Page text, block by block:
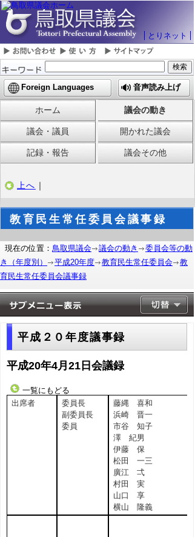
とりネット
Foreign Languages 音声読み上げ
ホーム 議会の動き
議会・議員 開かれた議会
記録・報告 議会その他
上へ ｜
教育民生常任委員会議事録
現在の位置： 鳥取県議会 議会の動き
委員会等の動
き（年度別）
平成20年度 教育民生常任委員会
教
育民生常任委員会議事録
平成２０年度議事録
平成20年4月21日会議録
一覧にもどる
出席者
委員長
副委員長
委員
藤縄 喜和
浜崎 晋一
市谷 知子
澤 紀男
伊藤 保
松田 一三
廣江 弌
村田 実
山口 享
横山 隆義